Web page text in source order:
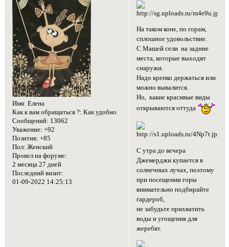
Имя: Елена
Как к вам обращаться ?: Как удобно
Сообщений: 13062
Уважение: +92
Позитив: +85
Пол: Женский
Провел на форуме:
2 месяца 27 дней
Последний визит:
01-09-2022 14:25:13
На таком коне, по горам,
сплошное удовольствие.
С Машей сели на задние
места, которые выходят
снаружи.
Надо крепко держаться или
можно вывалится.
Но, какие красивые виды
открываются оттуда
С утра до вечера
Джемерджи купается в
солнечных лучах, поэтому
при посещении горы
внимательно подбирайте
гардероб,
не забудьте прихватить
воды и угощения для
жеребят.